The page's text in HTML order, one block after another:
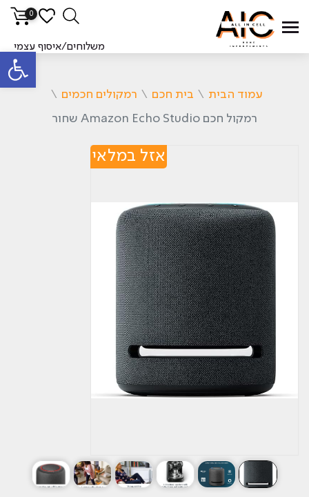
פתח
0
משלוחים/איסוף עצמי
עמוד הבית \ בית חכם \ רמקולים חכמים \
רמקול חכם Amazon Echo Studio שחור
אזל במלאי